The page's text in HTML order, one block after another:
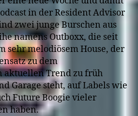
in der Resident Advisor
zwei junge Burschen aus
namens Outboxx, die seit
sehr melodiösem House, der
zu dem
aktuellen Trend zu früh
Garage steht, auf Labels wie
Future Boogie vieler
haben.